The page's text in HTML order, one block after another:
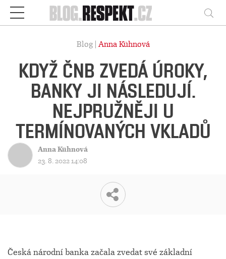
Respekt
Blog | Anna Kühnová
KDYŽ ČNB ZVEDÁ ÚROKY,
BANKY JI NÁSLEDUJÍ.
NEJPRUŽNĚJI U
TERMÍNOVANÝCH VKLADŮ
Anna Kühnová
23. 8. 2022 14:08
Česká národní banka začala zvedat své základní